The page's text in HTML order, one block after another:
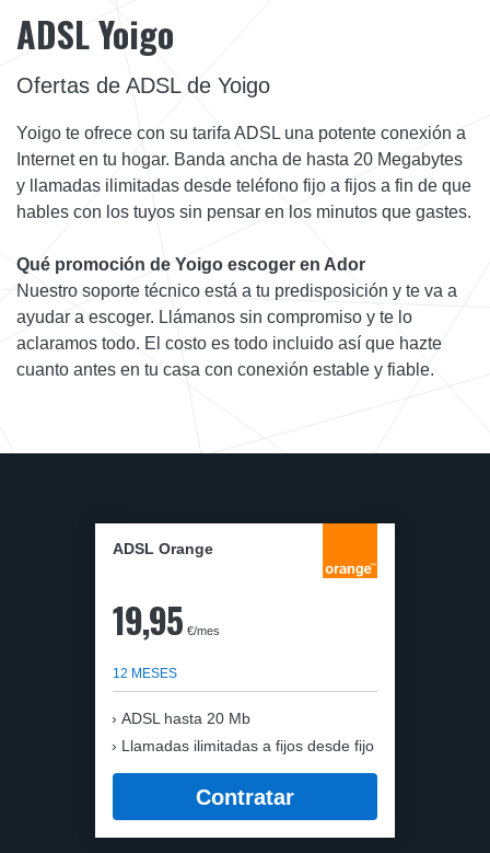
ADSL Yoigo
Ofertas de ADSL de Yoigo
Yoigo te ofrece con su tarifa ADSL una potente conexión a
Internet en tu hogar. Banda ancha de hasta 20 Megabytes
y llamadas ilimitadas desde teléfono fijo a fijos a fin de que
hables con los tuyos sin pensar en los minutos que gastes.
Qué promoción de Yoigo escoger en Ador
Nuestro soporte técnico está a tu predisposición y te va a
ayudar a escoger. Llámanos sin compromiso y te lo
aclaramos todo. El costo es todo incluido así que hazte
cuanto antes en tu casa con conexión estable y fiable.
ADSL Orange
19,95 €/mes
12 MESES
ADSL hasta 20 Mb
Llamadas ilimitadas a fijos desde fijo
Contratar